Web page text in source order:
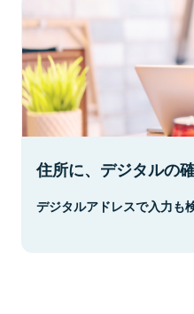
住所に、デジタルの
デジタルアドレスで入力も